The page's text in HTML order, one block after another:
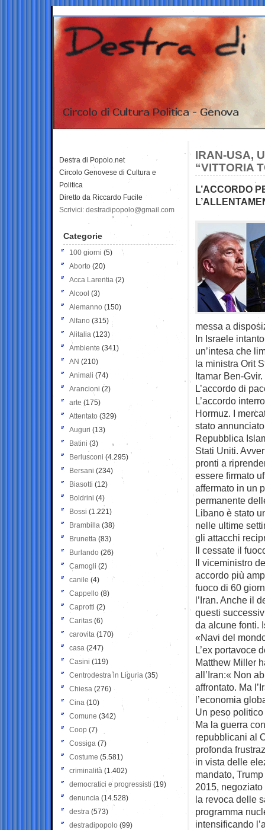
IRAN-USA,
“VITTORIA
L’ACCORDO
messa a
In Israele
un’intesa che
la ministra Orit
Itamar Ben-Gvir.
L’accordo di
L’accordo
Hormuz. I
stato
Repubblica
Stati Uniti.
pronti a
essere firmato
affermato in un
permanente
Libano è stato
nelle ultime
gli attacchi
Il cessate il
Il viceministro
accordo più
fuoco di 60
l’Iran. Anche il
questi
da alcune fonti.
«Navi del
L’ex portavoce
Matthew Miller
all’Iran:« Non
affrontato. Ma
l’economia
Un peso politico
Ma la guerra
repubblicani al
profonda
in vista delle
mandato,
2015,
la revoca delle
programma
intensificando
Destra di Popolo.net
Circolo Genovese di Cultura e
Politica
Diretto da Riccardo Fucile
Scrivici: destradipopolo@gmail.com
Categorie
100 giorni (5)
Aborto (20)
Acca Larentia (2)
Alcool (3)
Alemanno (150)
Alfano (315)
Alitalia (123)
Ambiente (341)
AN (210)
Animali (74)
Arancioni (2)
arte (175)
Attentato (329)
Auguri (13)
Batini (3)
Berlusconi (4.295)
Bersani (234)
Biasotti (12)
Boldrini (4)
Bossi (1.221)
Brambilla (38)
Brunetta (83)
Burlando (26)
Camogli (2)
canile (4)
Cappello (8)
Caprotti (2)
Caritas (6)
carovita (170)
casa (247)
Casini (119)
Centrodestra in Liguria (35)
Chiesa (276)
Cina (10)
Comune (342)
Coop (7)
Cossiga (7)
Costume (5.581)
criminalità (1.402)
democratici e progressisti (19)
denuncia (14.528)
destra (573)
destradipopolo (99)